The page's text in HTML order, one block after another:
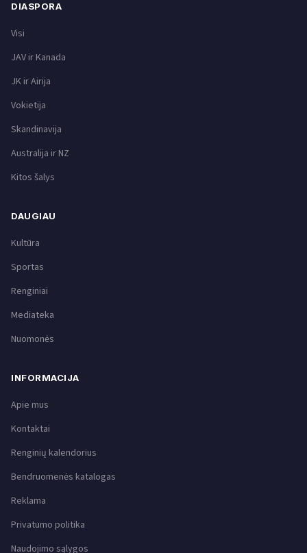
DIASPORA
Visi
JAV ir Kanada
JK ir Airija
Vokietija
Skandinavija
Australija ir NZ
Kitos šalys
DAUGIAU
Kultūra
Sportas
Renginiai
Mediateka
Nuomonės
INFORMACIJA
Apie mus
Kontaktai
Renginių kalendorius
Bendruomenės katalogas
Reklama
Privatumo politika
Naudojimo sąlygos